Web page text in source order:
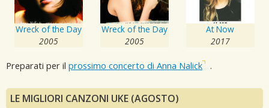
Wreck of the Day
2005
Wreck of the Day
2005
At Now
2017
Preparati per il prossimo concerto di Anna Nalick .
LE MIGLIORI CANZONI UKE (AGOSTO)